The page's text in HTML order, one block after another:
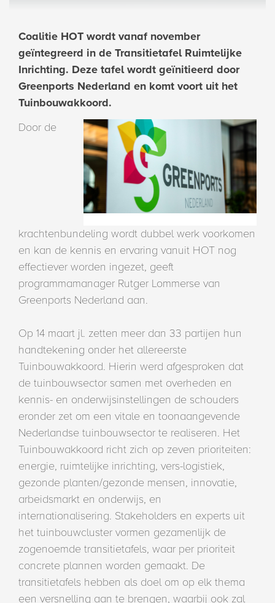
Coalitie HOT wordt vanaf november
geïntegreerd in de Transitietafel Ruimtelijke
Inrichting. Deze tafel wordt geïnitieerd door
Greenports Nederland en komt voort uit het
Tuinbouwakkoord.
Door de
krachtenbundeling wordt dubbel werk voorkomen
en kan de kennis en ervaring vanuit HOT nog
effectiever worden ingezet, geeft
programmamanager Rutger Lommerse van
Greenports Nederland aan.
Op 14 maart jl. zetten meer dan 33 partijen hun
handtekening onder het allereerste
Tuinbouwakkoord. Hierin werd afgesproken dat
de tuinbouwsector samen met overheden en
kennis- en onderwijsinstellingen de schouders
eronder zet om een vitale en toonaangevende
Nederlandse tuinbouwsector te realiseren. Het
Tuinbouwakkoord richt zich op zeven prioriteiten:
energie, ruimtelijke inrichting, vers-logistiek,
gezonde planten/gezonde mensen, innovatie,
arbeidsmarkt en onderwijs, en
internationalisering. Stakeholders en experts uit
het tuinbouwcluster vormen gezamenlijk de
zogenoemde transitietafels, waar per prioriteit
concrete plannen worden gemaakt. De
transitietafels hebben als doel om op elk thema
een versnelling aan te brengen, waarbij ook zal